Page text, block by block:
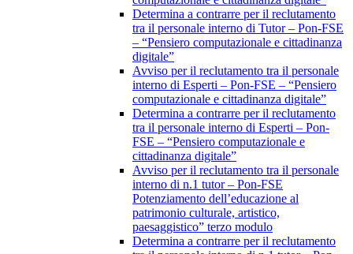
Determina a contrarre per il reclutamento
tra il personale interno di Tutor – Pon-FSE
– “Pensiero computazionale e cittadinanza
digitale”
Avviso per il reclutamento tra il personale
interno di Esperti – Pon-FSE – “Pensiero
computazionale e cittadinanza digitale”
Determina a contrarre per il reclutamento
tra il personale interno di Esperti – Pon-
FSE – “Pensiero computazionale e
cittadinanza digitale”
Avviso per il reclutamento tra il personale
interno di n.1 tutor – Pon-FSE
Potenziamento dell’educazione al
patrimonio culturale, artistico,
paesaggistico” terzo modulo
Determina a contrarre per il reclutamento